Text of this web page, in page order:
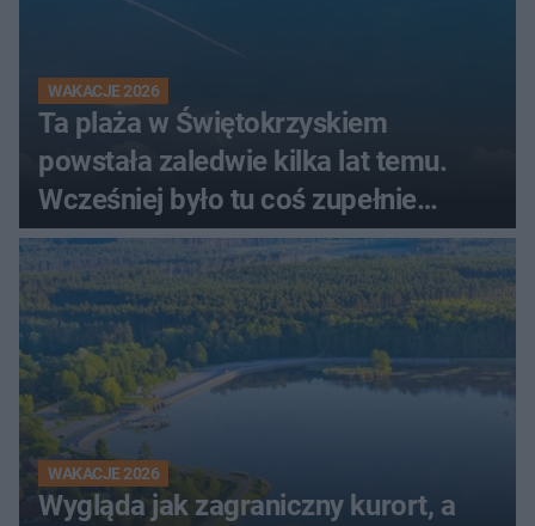
WAKACJE 2026
Ta plaża w Świętokrzyskiem
powstała zaledwie kilka lat temu.
Wcześniej było tu coś zupełnie
innego
WAKACJE 2026
Wygląda jak zagraniczny kurort, a